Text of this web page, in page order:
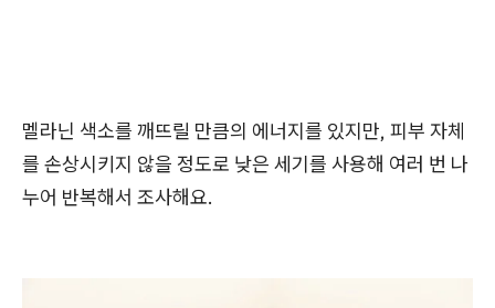
멜라닌 색소를 깨뜨릴 만큼의 에너지를 있지만, 피부 자체
를 손상시키지 않을 정도로 낮은 세기를 사용해 여러 번 나
누어 반복해서 조사해요.